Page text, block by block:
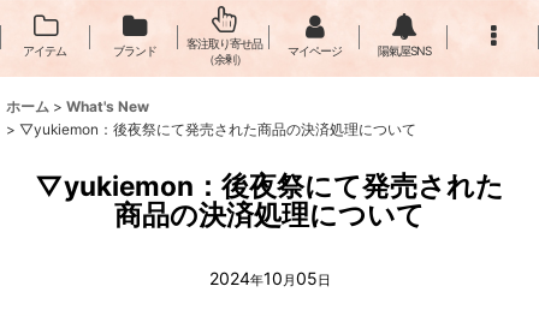
アイテム ブランド
客注取り寄せ品
（余剰）
マイページ 陽氣屋SNS
ホーム > What's New
> ▽yukiemon：後夜祭にて発売された商品の決済処理について
▽yukiemon：後夜祭にて発売された
商品の決済処理について
2024年10 月05日